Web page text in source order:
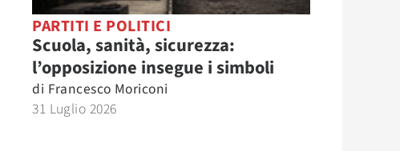
PARTITI E POLITICI
Scuola, sanità, sicurezza:
l’opposizione insegue i simboli
di Francesco Moriconi
31 Luglio 2026